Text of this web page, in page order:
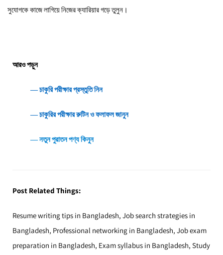
সুযোগকে কাজে লাগিয়ে নিজের ক্যারিয়ার গড়ে তুলুন।
আরও পড়ুন
― চাকুরি পরীক্ষার প্রস্তুতি নিন
― চাকুরির পরীক্ষার রুটিন ও ফলাফল জানুন
― নতুন পুরাতন পণ্য কিনুন
Post Related Things:
Resume writing tips in Bangladesh, Job search strategies in
Bangladesh, Professional networking in Bangladesh, Job exam
preparation in Bangladesh, Exam syllabus in Bangladesh, Study